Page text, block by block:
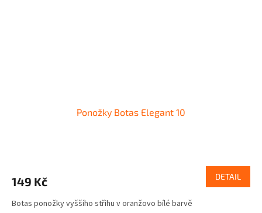
Ponožky Botas Elegant 10
149 Kč DETAIL
Botas ponožky vyššího střihu v oranžovo bílé barvě